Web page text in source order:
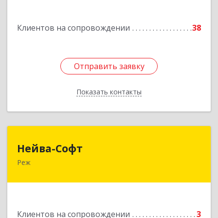
Клиентов на сопровождении 38
Отправить заявку
Показать контакты
Отправить заявку
Назад
Нейва-Софт
Реж
Клиентов на сопровождении
3
623750, Свердловская обл, Режевской р-н, Реж